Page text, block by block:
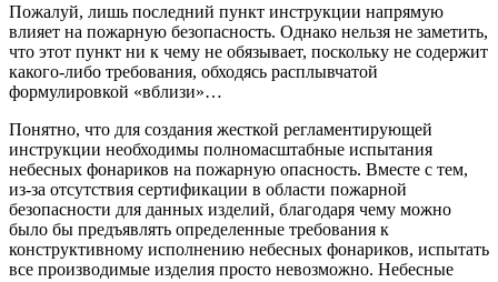
Пожалуй, лишь последний пункт инструкции напрямую
влияет на пожарную безопасность. Однако нельзя не заметить,
что этот пункт ни к чему не обязывает, поскольку не содержит
какого-либо требования, обходясь расплывчатой
формулировкой «вблизи»…
Понятно, что для создания жесткой регламентирующей
инструкции необходимы полномасштабные испытания
небесных фонариков на пожарную опасность. Вместе с тем,
из-за отсутствия сертификации в области пожарной
безопасности для данных изделий, благодаря чему можно
было бы предъявлять определенные требования к
конструктивному исполнению небесных фонариков, испытать
все производимые изделия просто невозможно. Небесные